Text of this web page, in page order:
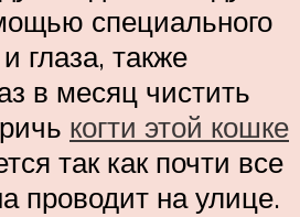
специального
глаза, также
в месяц чистить
когти этой кошке
так как почти все
проводит на улице.